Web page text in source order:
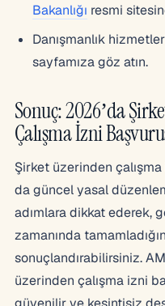
Bakanlığı resmi
Danışmanlık
sayfamıza göz atın.
Sonuç: 2026’da
Çalışma İzni
Şirket üzerinden
da güncel yasal
adımlara dikkat ederek,
zamanında
sonuçlandırabilirsiniz.
üzerinden çalışma izni